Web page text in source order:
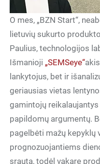
O mes, „BZN Start“,
lietuvių sukurto
Paulius, technologijos
Išmanioji „SEMSeye“
lankytojus, bet ir
geriausias vietas
gamintojų
papildomų argumentų.
pagelbėti mažų kepyklų
prognozuojantiems
srautą, todėl vakare